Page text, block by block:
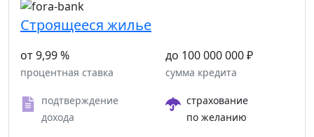
Строящееся жилье
от 9,99 %
процентная ставка
до 100 000 000 ₽
сумма кредита
подтверждение
дохода
страхование
по желанию